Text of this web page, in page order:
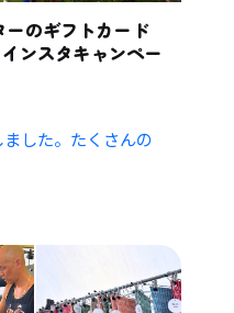
ーのギフトカード
ンスタキャンペー
ました。たくさんの